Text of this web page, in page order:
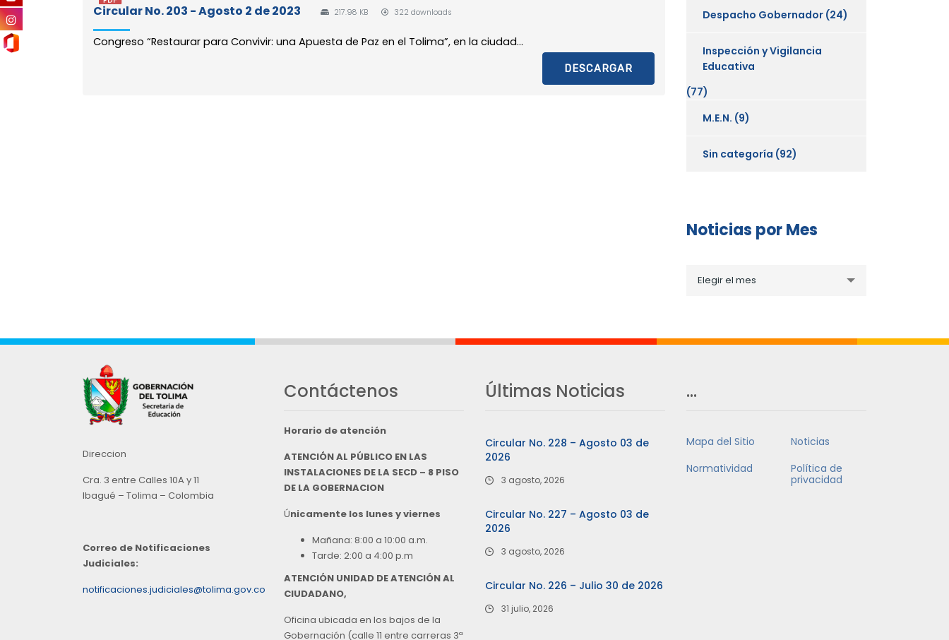
Circular No. 203 - Agosto 2 de 2023 217.98 KB 322 downloads
Congreso “Restaurar para Convivir: una Apuesta de Paz en el Tolima”, en la ciudad...
DESCARGAR
Despacho Gobernador (24)
Inspección y Vigilancia
Educativa
(77)
M.E.N. (9)
Sin categoría (92)
Noticias por Mes
porElegir el mes
Direccion
Cra. 3 entre Calles 10A y 11
Ibagué – Tolima – Colombia
Correo de Notificaciones
Judiciales:
notificaciones.judiciales@tolima.gov.co
Contáctenos
Horario de atención
ATENCIÓN AL PÚBLICO EN LAS
INSTALACIONES DE LA SECD – 8 PISO
DE LA GOBERNACION
Únicamente los lunes y viernes
Mañana: 8:00 a 10:00 a.m.
Tarde: 2:00 a 4:00 p.m
ATENCIÓN UNIDAD DE ATENCIÓN AL
CIUDADANO,
Oficina ubicada en los bajos de la
Gobernación (calle 11 entre carreras 3ª
Últimas Noticias
Circular No. 228 – Agosto 03 de
2026
3 agosto, 2026
Circular No. 227 – Agosto 03 de
2026
3 agosto, 2026
Circular No. 226 – Julio 30 de 2026
31 julio, 2026
…
Mapa del Sitio
Noticias
Normatividad
Política de
privacidad